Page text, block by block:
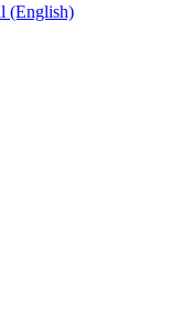
(English)